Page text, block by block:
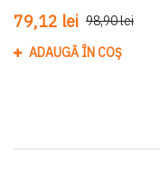
79,12 lei 98,90 lei
ADAUGĂ ÎN COȘ